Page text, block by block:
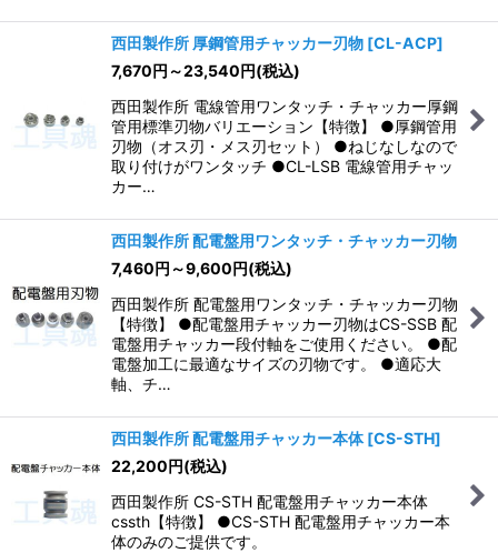
西田製作所 厚鋼管用チャッカー刃物 [CL-ACP]
7,670円 ～23,540円(税込)
西田製作所 電線管用ワンタッチ・チャッカー厚鋼
管用標準刃物バリエーション【特徴】 ●厚鋼管用
刃物（オス刃・メス刃セット） ●ねじなしなので
取り付けがワンタッチ ●CL-LSB 電線管用チャッ
カー…
西田製作所 配電盤用ワンタッチ・チャッカー刃物
7,460円 ～9,600円(税込)
西田製作所 配電盤用ワンタッチ・チャッカー刃物
【特徴】 ●配電盤用チャッカー刃物はCS-SSB 配
電盤用チャッカー段付軸をご使用ください。 ●配
電盤加工に最適なサイズの刃物です。 ●適応大
軸、チ…
西田製作所 配電盤用チャッカー本体 [CS-STH]
22,200円(税込)
西田製作所 CS-STH 配電盤用チャッカー本体
cssth【特徴】 ●CS-STH 配電盤用チャッカー本
体のみのご提供です。